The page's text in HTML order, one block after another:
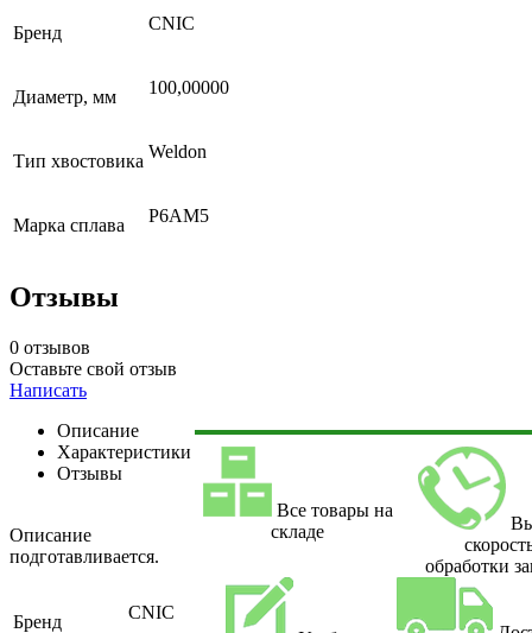
Бренд CNIC
Диаметр, мм 100,00000
Тип хвостовика Weldon
Марка сплава Р6АМ5
Отзывы
0 отзывов
Оставьте свой отзыв
Написать
Описание
Характеристики
Отзывы
Описание
подготавливается.
Бренд CNIC
Все товары на
складе
обработки